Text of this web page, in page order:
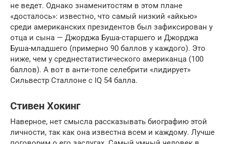
не ведет. Однако знаменитостям в этом плане
«досталось»: известно, что самый низкий «айкью»
среди американских президентов был зафиксирован у
отца и сына — Джорджа Буша-старшего и Джорджа
Буша-младшего (примерно 90 баллов у каждого). Это
ниже, чем у среднестатистического американца (100
баллов). А вот в анти-топе селебрити «лидирует»
Сильвестр Сталлоне с IQ 54 балла.
Стивен Хокинг
Наверное, нет смысла рассказывать биографию этой
личности, так как она известна всем и каждому. Лучше